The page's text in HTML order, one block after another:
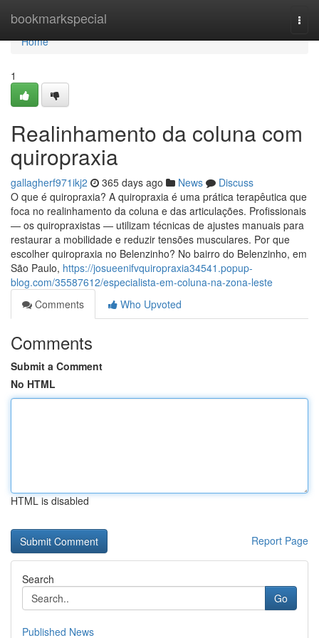
bookmarkspecial
Home
Home
1
Realinhamento da coluna com
quiropraxia
gallagherf971ikj2 365 days ago News
Discuss
O que é quiropraxia? A quiropraxia é uma prática terapêutica que
foca no realinhamento da coluna e das articulações. Profissionais
— os quiropraxistas — utilizam técnicas de ajustes manuais para
restaurar a mobilidade e reduzir tensões musculares. Por que
escolher quiropraxia no Belenzinho? No bairro do Belenzinho, em
São Paulo, https://josueenifvquiropraxia34541.popup-
blog.com/35587612/especialista-em-coluna-na-zona-leste
Comments
Who Upvoted
Comments
Submit a Comment
No HTML
HTML is disabled
Report Page
Search
Go
Published News